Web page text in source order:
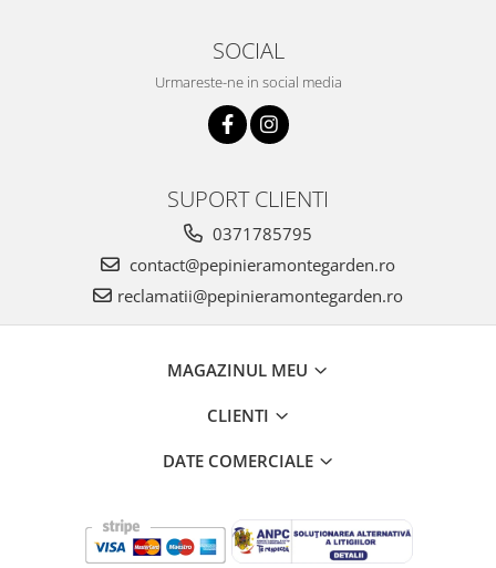
SOCIAL
Urmareste-ne in social media
SUPORT CLIENTI
0371785795
contact@pepinieramontegarden.ro
reclamatii@pepinieramontegarden.ro
MAGAZINUL MEU
CLIENTI
DATE COMERCIALE